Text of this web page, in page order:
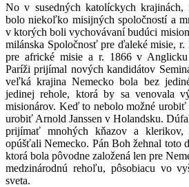
No v susedných katolíckych krajinách,
bolo niekoľko misijných spoločností a
v ktorých boli vychovávaní budúci
milánska Spoločnosť pre ďaleké misie,
pre africké misie a r. 1866 v
Paríži prijímal nových kandidátov
veľká krajina Nemecko bola bez
jedinej rehole, ktorá by sa venovala
misionárov. Keď to nebolo možné
urobiť Arnold Janssen v Holandsku.
prijímať mnohých kňazov a
opúšťali Nemecko. Pán Boh žehnal toto
ktorá bola pôvodne založená len pre
medzinárodnú rehoľu, pôsobiacu vo
sveta.